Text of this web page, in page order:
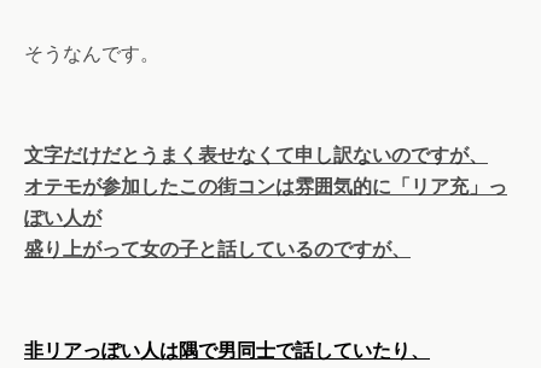
そうなんです。
文字だけだとうまく表せなくて申し訳ないのですが、
オテモが参加したこの街コンは雰囲気的に「リア充」っ
ぽい人が
盛り上がって女の子と話しているのですが、
非リアっぽい人は隅で男同士で話していたり、